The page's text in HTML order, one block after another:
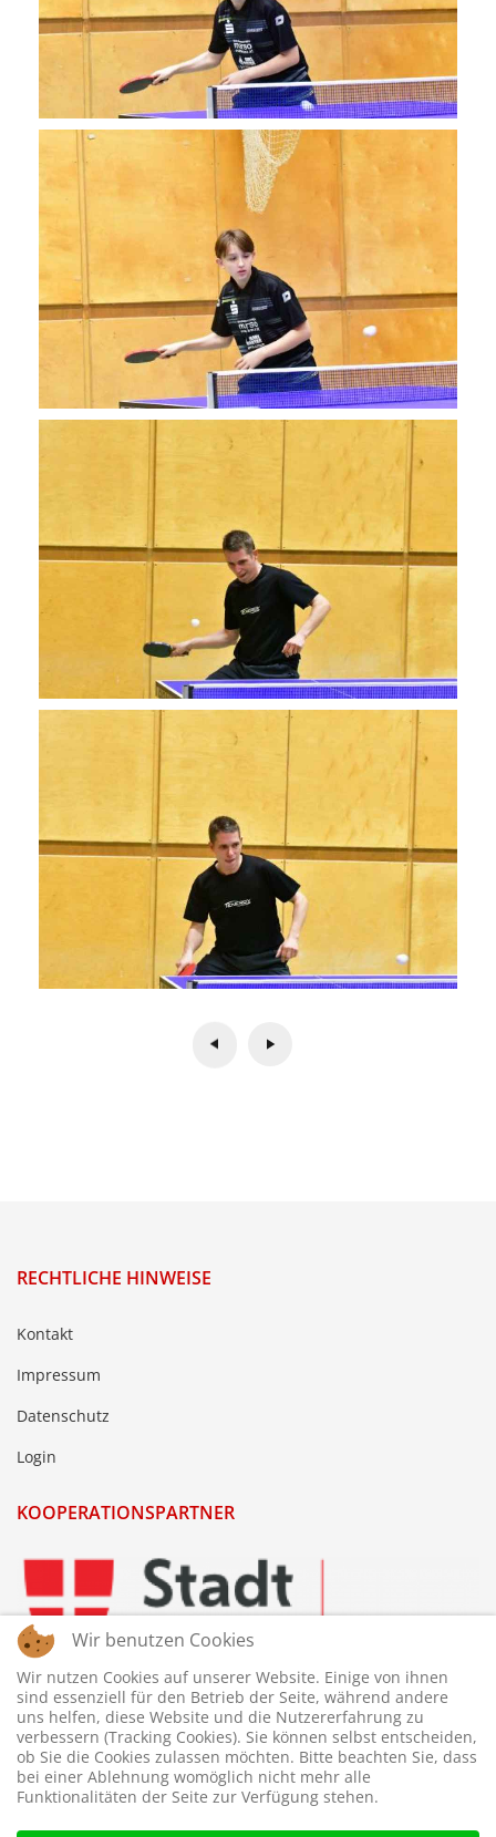
RECHTLICHE HINWEISE
Kontakt
Impressum
Datenschutz
Login
KOOPERATIONSPARTNER
Wir benutzen Cookies
Wir nutzen Cookies auf unserer Website. Einige von ihnen
sind essenziell für den Betrieb der Seite, während andere
uns helfen, diese Website und die Nutzererfahrung zu
verbessern (Tracking Cookies). Sie können selbst entscheiden,
ob Sie die Cookies zulassen möchten. Bitte beachten Sie, dass
bei einer Ablehnung womöglich nicht mehr alle
Funktionalitäten der Seite zur Verfügung stehen.